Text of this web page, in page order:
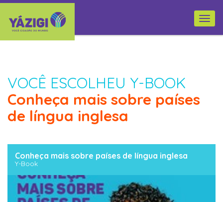
VOCÊ ESCOLHEU Y-BOOK
Conheça mais sobre países
de língua inglesa
Conheça mais sobre países de língua inglesa
Y-Book